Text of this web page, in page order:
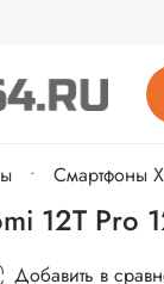
Смартфоны
12T
Добавить в